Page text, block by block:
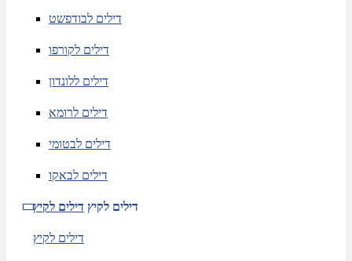
דילים לבודפשט
דילים לקורפו
דילים ללונדון
דילים לרומא
דילים לבטומי
דילים לבאקו
דילים לקיץ דילים לקיץ
דילים לקיץ